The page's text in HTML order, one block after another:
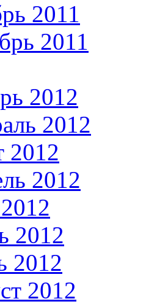
2011
2011
2012
2012
2012
2012
2012
2012
2012